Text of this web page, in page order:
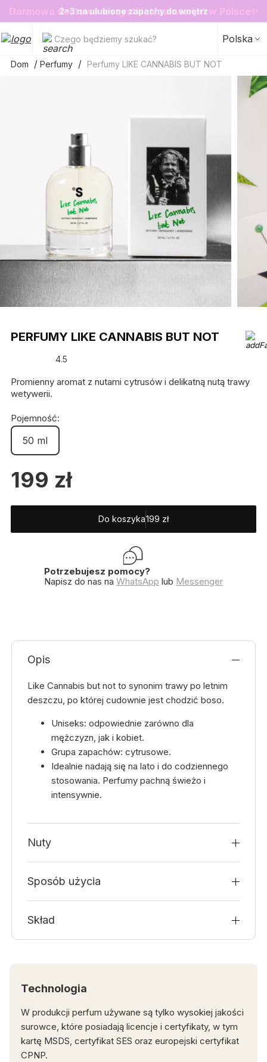
✨
2=3 na ulubione zapachy do wnętrz
SALE do -20%✨
❤️ Perfumy Sugar Porn 50 ml znów dostępne
Nowosci✨
Czego będziemy szukać? Polska
Dom Perfumy Perfumy LIKE CANNABIS BUT NOT
PERFUMY LIKE CANNABIS BUT NOT
4.5
Promienny aromat z nutami cytrusów i delikatną nutą trawy
wetywerii.
Pojemność:
50 ml
199 zł
Do koszyka199 zł
Potrzebujesz pomocy?
Napisz do nas na WhatsApp lub Messenger
Opis
Like Cannabis but not to synonim trawy po letnim
deszczu, po której cudownie jest chodzić boso.
Uniseks: odpowiednie zarówno dla
mężczyzn, jak i kobiet.
Grupa zapachów: cytrusowe.
Idealnie nadają się na lato i do codziennego
stosowania. Perfumy pachną świeżo i
intensywnie.
Nuty
Sposób użycia
Skład
Technologia
W produkcji perfum używane są tylko wysokiej jakości
surowce, które posiadają licencje i certyfikaty, w tym
kartę MSDS, certyfikat SES oraz europejski certyfikat
CPNP.